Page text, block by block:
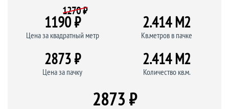
1270 ₽
1190 ₽
Цена за квадратный метр
2.414 M2
Кв.метров в пачке
2873 ₽
Цена за пачку
2.414 M2
Количество кв.м.
2873 ₽